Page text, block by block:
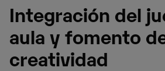
Integración del
aula y fomento
creatividad